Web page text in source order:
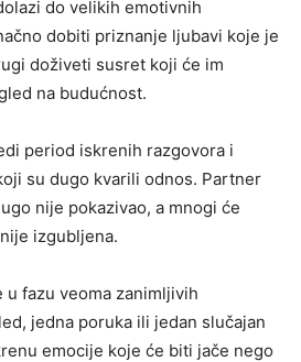
do velikih emotivnih
dobiti priznanje ljubavi koje je
doživeti susret koji će im
na budućnost.
period iskrenih razgovora i
su dugo kvarili odnos. Partner
nije pokazivao, a mnogi će
izgubljena.
u fazu veoma zanimljivih
jedna poruka ili jedan slučajan
emocije koje će biti jače nego